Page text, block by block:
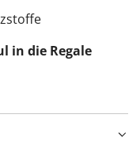
in die Regale